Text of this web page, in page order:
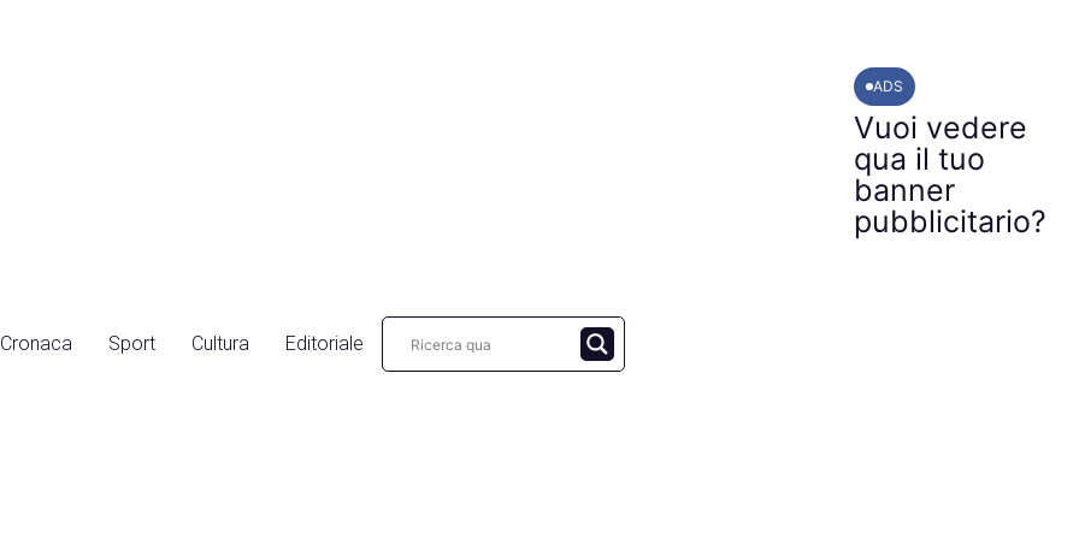
ADS
Vuoi vedere
qua il tuo
banner
pubblicitario?
Cronaca Sport Cultura Editoriale